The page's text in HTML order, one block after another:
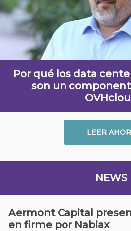
Por qué los data
son un
LEER
NEWS
Aermont Capital
en firme por Nabiax